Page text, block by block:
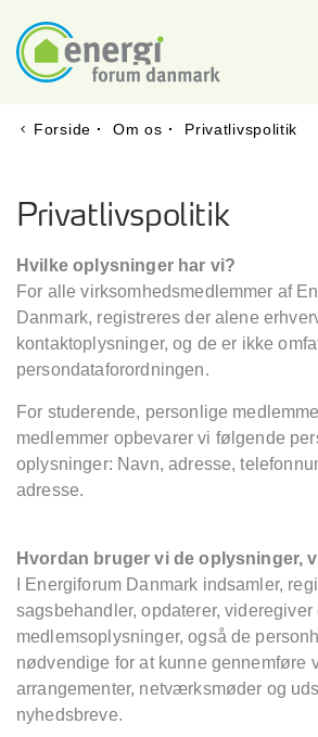
Forside · Om os · Privatlivspolitik
Privatlivspolitik
Hvilke oplysninger har vi?
For alle virksomhedsmedlemmer af
Danmark, registreres der alene
kontaktoplysninger, og de er ikke
persondataforordningen.
For studerende, personlige
medlemmer opbevarer vi følgende
oplysninger: Navn, adresse,
adresse.
Hvordan bruger vi de oplysninger,
I Energiforum Danmark indsamler,
sagsbehandler, opdaterer, videregiver
medlemsoplysninger, også de
nødvendige for at kunne gennemføre
arrangementer, netværksmøder og
nyhedsbreve.